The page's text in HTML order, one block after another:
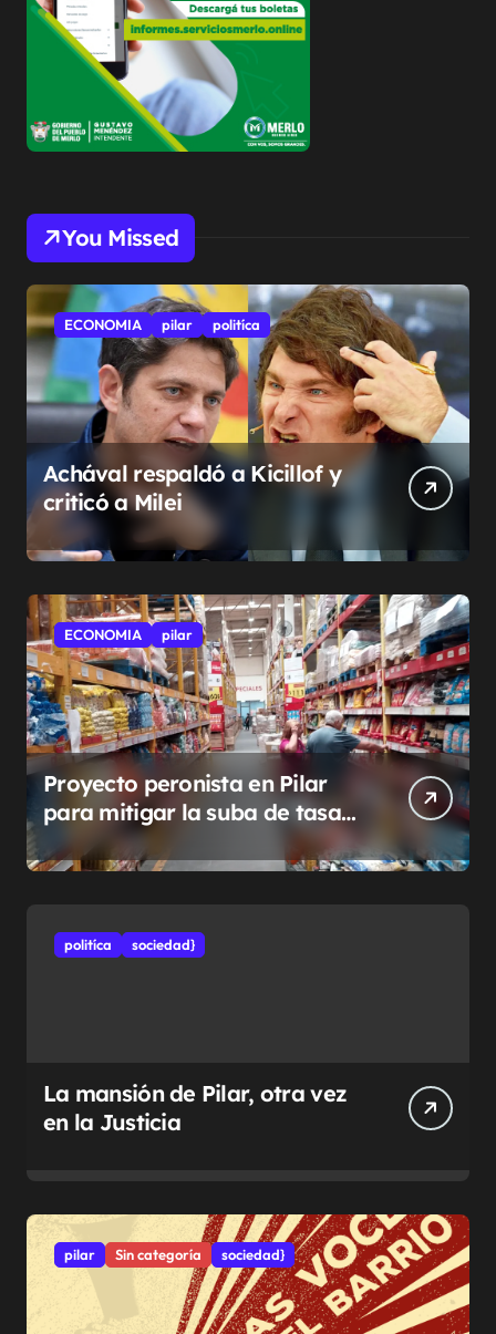
You Missed
ECONOMIA pilar politíca
Achával respaldó a Kicillof y
criticó a Milei
ECONOMIA pilar
Proyecto peronista en Pilar
para mitigar la suba de tasas
municipales
politíca sociedad}
La mansión de Pilar, otra vez
en la Justicia
pilar Sin categoría sociedad}